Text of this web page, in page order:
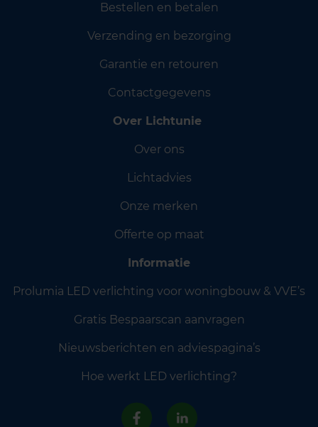
Bestellen en betalen
Verzending en bezorging
Garantie en retouren
Contactgegevens
Over Lichtunie
Over ons
Lichtadvies
Onze merken
Offerte op maat
Informatie
Prolumia LED verlichting voor woningbouw & VVE’s
Gratis Bespaarscan aanvragen
Nieuwsberichten en adviespagina’s
Hoe werkt LED verlichting?